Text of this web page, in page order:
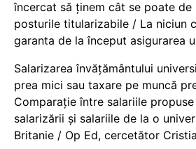
încercat să ținem cât se poate
posturile titularizabile / La niciun
garanta de la început asigurarea
Salarizarea învățământului
prea mici sau taxare pe muncă
Comparație între salariile
salarizării și salariile de la o
Britanie / Op Ed, cercetător